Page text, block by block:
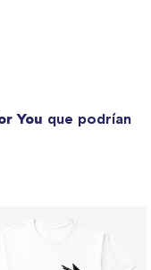
You que podrían